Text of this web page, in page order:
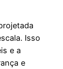
Isso
e a
e